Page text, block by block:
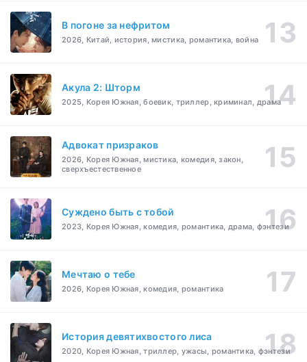
В погоне за нефритом
2026, Китай, история, мистика, романтика, война
Акула 2: Шторм
2025, Корея Южная, боевик, триллер, криминал, драма
Адвокат призраков
2026, Корея Южная, мистика, комедия, закон,
сверхъестественное
Суждено быть с тобой
2023, Корея Южная, комедия, романтика, драма, фэнтези
Мечтаю о тебе
2026, Корея Южная, комедия, романтика
История девятихвостого лиса
2020, Корея Южная, триллер, ужасы, романтика, фэнтези